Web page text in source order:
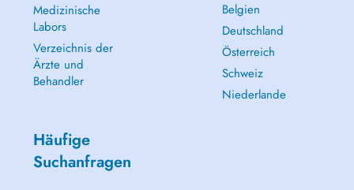
Medizinische
Labors
Verzeichnis der
Ärzte und
Behandler
Belgien
Deutschland
Österreich
Schweiz
Niederlande
Häufige
Suchanfragen